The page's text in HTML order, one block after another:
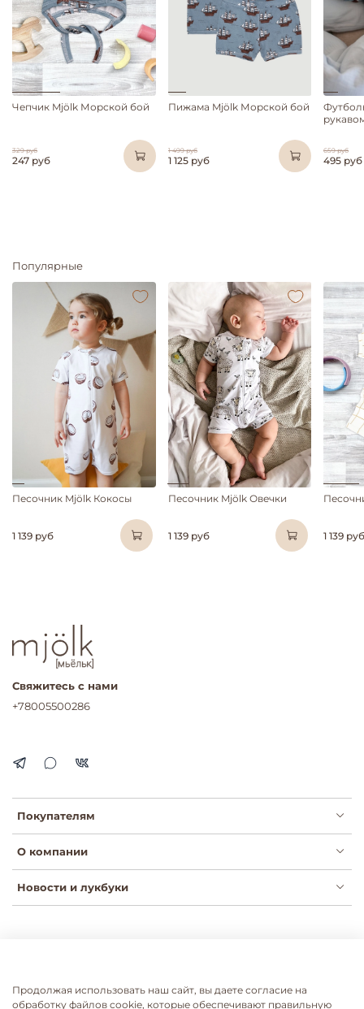
Чепчик Mjölk Морской бой
329 руб
247 руб
Пижама Mjölk Морской бой
1 499 руб
1 125 руб
659 руб
495 руб
Популярные
Песочник Mjölk Кокосы
1 139 руб
Песочник Mjölk Овечки
1 139 руб 1 139 руб
Покупателям
О компании
Новости и лукбуки
Свяжитесь с нами
+78005500286
Согласие на рассылки
Согласие на обработку ПДН
Продолжая использовать наш сайт, вы даете согласие на
обработку файлов cookie, которые обеспечивают правильную